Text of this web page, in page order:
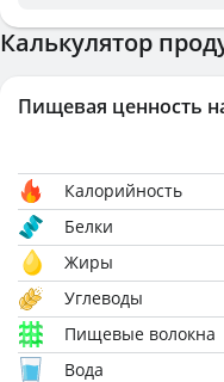
Калькулятор
Пищевая ценность
Калорийность
Белки
Жиры
Углеводы
Пищевые волокна
Вода